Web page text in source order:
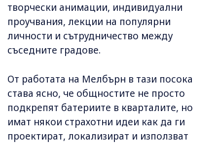
творчески анимации, индивидуални
проучвания, лекции на популярни
личности и сътрудничество между
съседните градове.
От работата на Мелбърн в тази посока
става ясно, че общностите не просто
подкрепят батериите в кварталите, но
имат някои страхотни идеи как да ги
проектират, локализират и използват